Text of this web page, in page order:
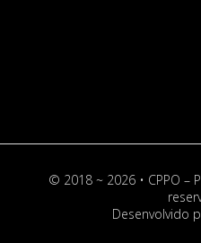
© 2018 ~ 2026 • CPPO –
Desenvolvido